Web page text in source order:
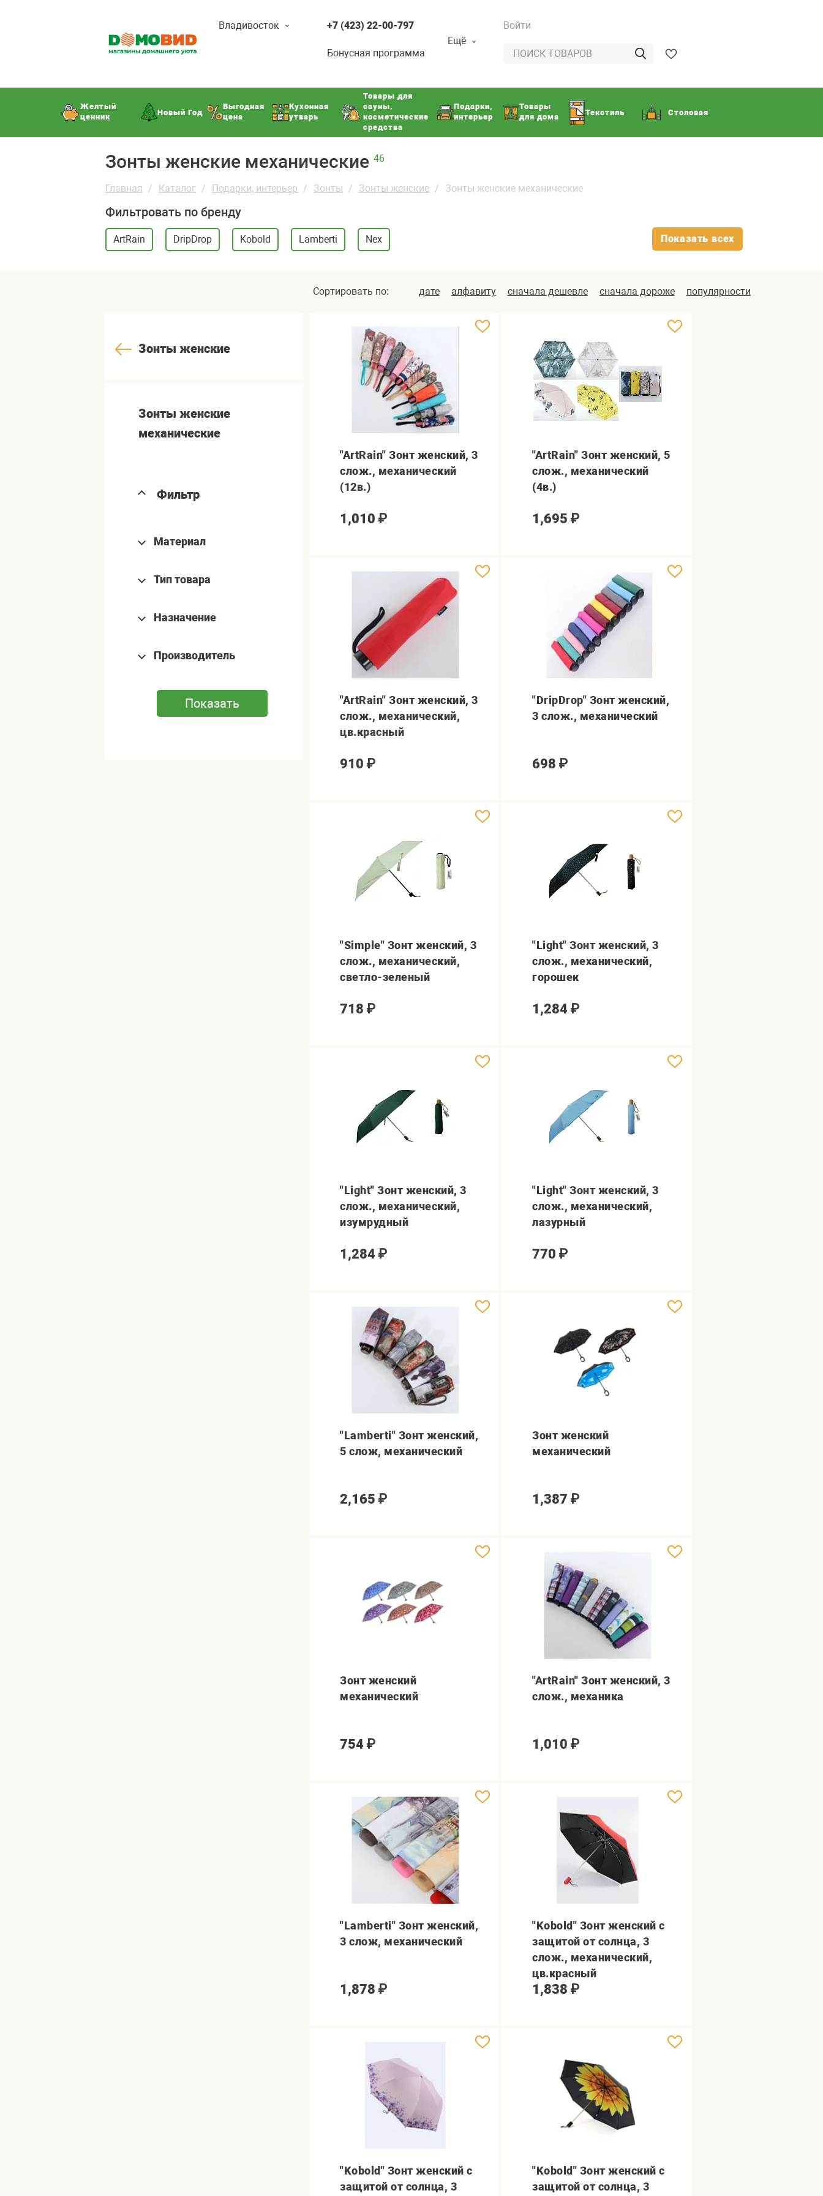
Владивосток +7 (423) 22-00-797
Бонусная программа
Ещё
Войти
Желтый
ценник
Новый Год
Выгодная
цена
Кухонная
утварь
Товары для
сауны,
косметические
средства
Подарки,
интерьер
Товары
для дома
Текстиль Столовая
Зонты женские механические46
Главная Каталог Подарки, интерьер Зонты Зонты женские Зонты женские механические
Фильтровать по бренду
ArtRain DripDrop Kobold Lamberti Nex Показать всех
Сортировать по: дате алфавиту сначала дешевле сначала дороже популярности
Зонты женские
Зонты женские
механические
Фильтр
Материал
Тип товара
Назначение
Производитель
"ArtRain" Зонт женский, 3
слож., механический
(12в.)
1,010 ₽
"ArtRain" Зонт женский, 5
слож., механический
(4в.)
1,695 ₽
"ArtRain" Зонт женский, 3
слож., механический,
цв.красный
910 ₽
"DripDrop" Зонт женский,
3 слож., механический
698 ₽
"Simple" Зонт женский, 3
слож., механический,
светло-зеленый
718 ₽
"Light" Зонт женский, 3
слож., механический,
горошек
1,284 ₽
"Light" Зонт женский, 3
слож., механический,
изумрудный
1,284 ₽
"Light" Зонт женский, 3
слож., механический,
лазурный
770 ₽
"Lamberti" Зонт женский,
5 слож, механический
2,165 ₽
Зонт женский
механический
1,387 ₽
Зонт женский
механический
754 ₽
"ArtRain" Зонт женский, 3
слож., механика
1,010 ₽
"Lamberti" Зонт женский,
3 слож, механический
1,878 ₽
"Kobold" Зонт женский с
защитой от солнца, 3
слож., механический,
цв.красный
1,838 ₽
"Kobold" Зонт женский с
защитой от солнца, 3
"Kobold" Зонт женский с
защитой от солнца, 3